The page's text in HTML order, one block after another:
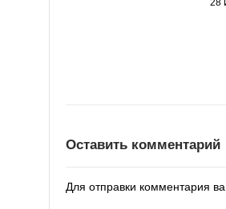
28
Оставить комментарий
Для отправки комментария